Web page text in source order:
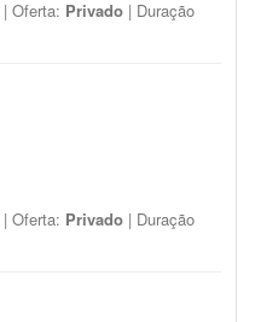
| Oferta: Privado | Duração
| Oferta: Privado | Duração